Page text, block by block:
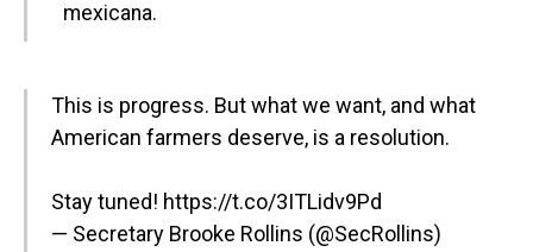
mexicana.
This is progress. But what we want, and what
American farmers deserve, is a resolution.
Stay tuned! https://t.co/3ITLidv9Pd
— Secretary Brooke Rollins (@SecRollins)